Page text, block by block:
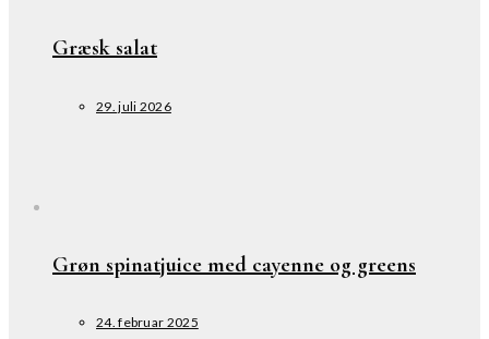
Græsk salat
29. juli 2026
Grøn spinatjuice med cayenne og greens
24. februar 2025